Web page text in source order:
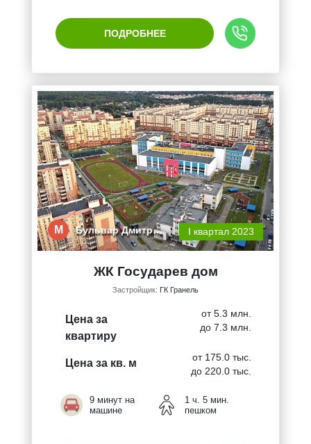
ПОДРОБНЕЕ
М Бульвар Дмитр… I квартал 2023
ЖК Государев дом
Застройщик: ГК Гранель
Цена за
квартиру
от 5.3 млн.
до 7.3 млн.
Цена за кв. м
от 175.0 тыс.
до 220.0 тыс.
9 минут на
машине
1 ч. 5 мин.
пешком